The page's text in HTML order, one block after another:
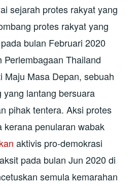
sejarah protes rakyat yang
protes rakyat yang
bulan Februari 2020
Perlembagaan Thailand
Maju Masa Depan, sebuah
lantang bersuara
pihak tentera. Aksi protes
kerana penularan wabak
aktivis pro-demokrasi
pada bulan Jun 2020 di
semula kemarahan